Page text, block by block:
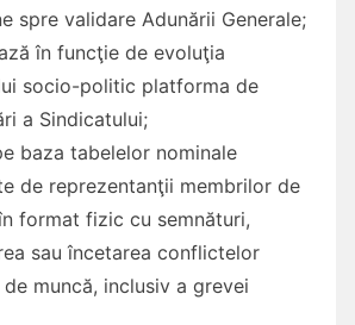
spre validare Adunării Generale;
în funcţie de evoluţia
socio-politic platforma de
a Sindicatului;
baza tabelelor nominale
de reprezentanţii membrilor de
format fizic cu semnături,
sau încetarea conflictelor
muncă, inclusiv a grevei